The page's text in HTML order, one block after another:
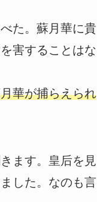
た。蘇月華に貴
害することはな
華が捕らえられ
ます。皇后を見
した。なのも言